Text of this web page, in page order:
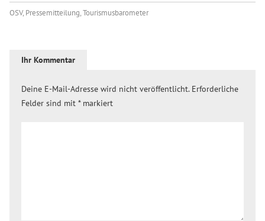
OSV, Pressemitteilung,Tourismusbarometer
Ihr Kommentar
Deine E-Mail-Adresse wird nicht veröffentlicht. Erforderliche
Felder sind mit *markiert